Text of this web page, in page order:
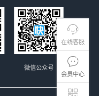
在线客服
会员中心
微信公众号